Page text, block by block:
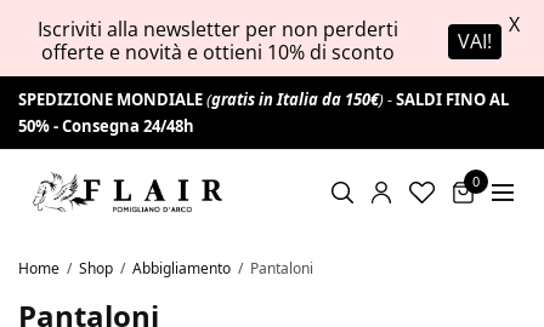
SPEDIZIONE MONDIALE(gratis in Italia da 150€) -SALDI FINO AL
50% -Consegna 24/48h
0
Home / Shop / Abbigliamento / Pantaloni
Pantaloni
Iscriviti alla newsletter per non perderti
offerte e novità e ottieni 10% di sconto
VAI!
X